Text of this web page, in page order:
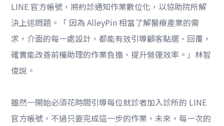
LINE 官方帳號，將約診通知作業數位化，以協助院所解
決上述問題。「 因為 AlleyPin 相當了解醫療產業的需
求，介面的每一處設計，都能有效引導顧客點選、回覆，
確實能改善前檯助理的作業負擔、提升營運效率。」林智
俊說。
雖然一開始必須花時間引導每位就診者加入診所的 LINE
官方帳號，不過只要完成這一步的作業，未來，每一次的